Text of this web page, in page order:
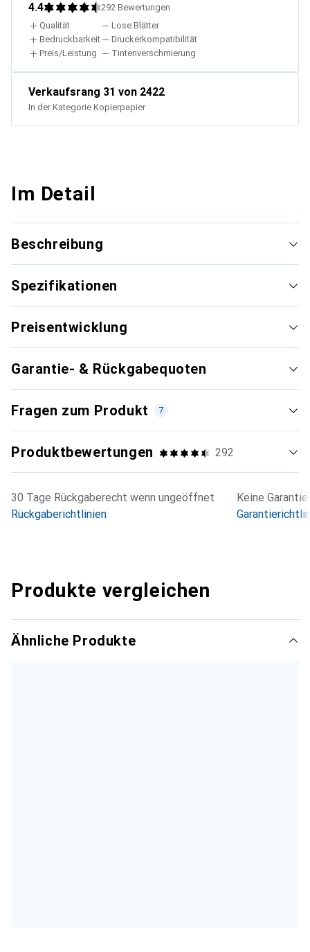
4.4 292 Bewertungen
Qualität
Bedruckbarkeit
Preis/Leistung
Lose Blätter
Druckerkompatibilität
Tintenverschmierung
Verkaufsrang 31 von 2422
In der Kategorie Kopierpapier
Im Detail
Beschreibung
Spezifikationen
Preisentwicklung
Garantie- & Rückgabequoten
Fragen zum Produkt 7
Produktbewertungen 292
30 Tage Rückgaberecht wenn ungeöffnet
Rückgaberichtlinien
Keine Garantie
Produkte vergleichen
Ähnliche Produkte